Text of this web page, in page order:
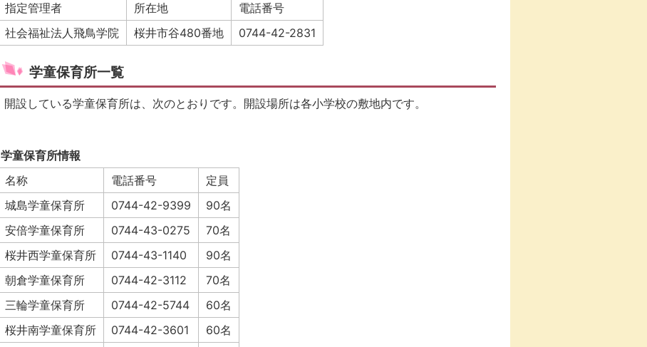
指定管理者
所在地
電話番号
社会福祉法人飛鳥学院
桜井市谷480番地 0744-42-2831
学童保育所一覧
開設している学童保育所は、次のとおりです。開設場所は各小学校の敷地内です。
学童保育所情報
名称
電話番号
定員
城島学童保育所
0744-42-9399
90名
安倍学童保育所
0744-43-0275
70名
桜井西学童保育所
0744-43-1140
90名
朝倉学童保育所
0744-42-3112
70名
三輪学童保育所
0744-42-5744
60名
桜井南学童保育所
0744-42-3601
60名